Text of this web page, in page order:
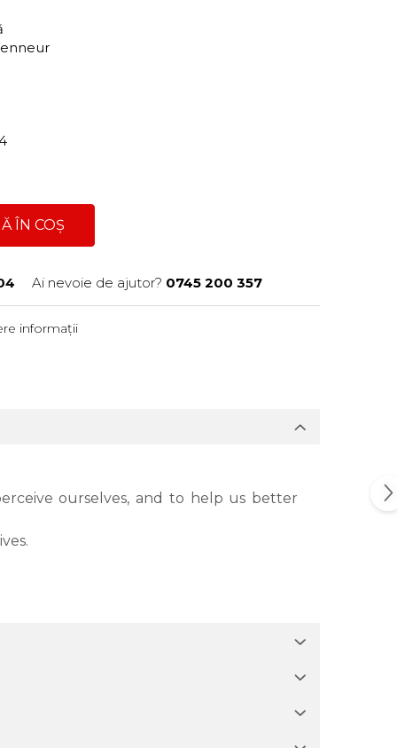
ÎN COȘ
Ai nevoie de ajutor? 0745 200 357
informații
ourselves, and to help us better